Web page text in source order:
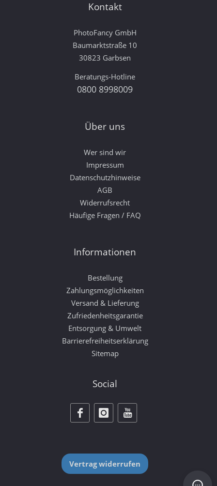
Kontakt
PhotoFancy GmbH
Baumarktstraße 10
30823 Garbsen
Beratungs-Hotline
0800 8998009
Über uns
Wer sind wir
Impressum
Datenschutzhinweise
AGB
Widerrufsrecht
Häufige Fragen / FAQ
Informationen
Bestellung
Zahlungsmöglichkeiten
Versand & Lieferung
Zufriedenheitsgarantie
Entsorgung & Umwelt
Barrierefreiheitserklärung
Sitemap
Social
Vertrag widerrufen